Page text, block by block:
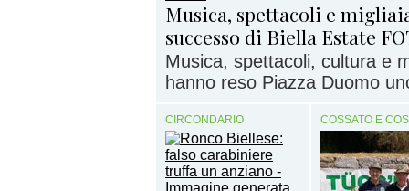
Musica, spettacoli e
successo di Biella Estate
Musica, spettacoli, cultura e
hanno reso Piazza Duomo
CIRCONDARIO COSSATO E